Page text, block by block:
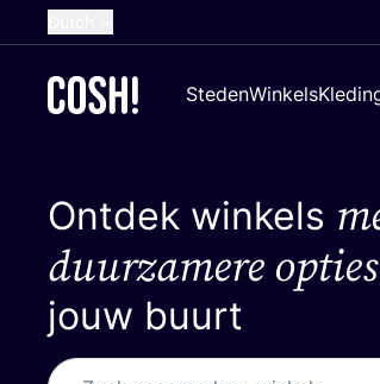
French
German
Croatian
StedenWinkels
Ontdek winkels
duurzamere opties
jouw buurt